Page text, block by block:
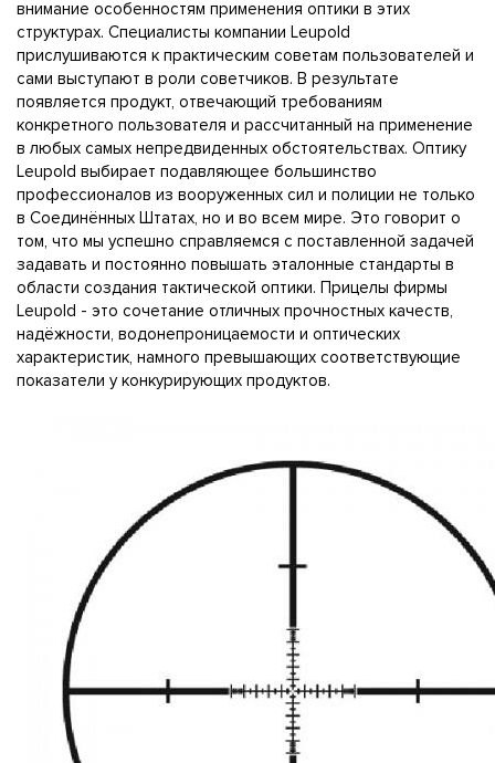
внимание особенностям применения оптики в этих
структурах. Специалисты компании Leupold
прислушиваются к практическим советам пользователей и
сами выступают в роли советчиков. В результате
появляется продукт, отвечающий требованиям
конкретного пользователя и рассчитанный на применение
в любых самых непредвиденных обстоятельствах. Оптику
Leupold выбирает подавляющее большинство
профессионалов из вооруженных сил и полиции не только
в Соединённых Штатах, но и во всем мире. Это говорит о
том, что мы успешно справляемся с поставленной задачей
задавать и постоянно повышать эталонные стандарты в
области создания тактической оптики. Прицелы фирмы
Leupold - это сочетание отличных прочностных качеств,
надёжности, водонепроницаемости и оптических
характеристик, намного превышающих соответствующие
показатели у конкурирующих продуктов.